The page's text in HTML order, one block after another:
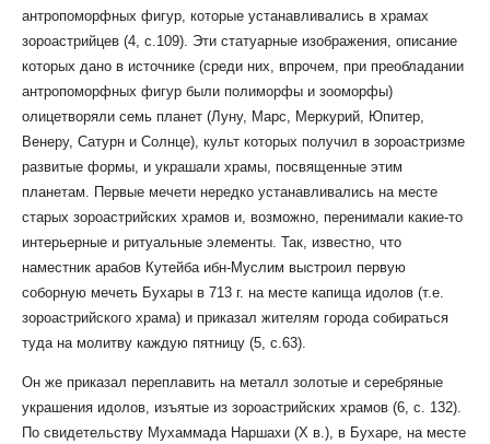
антропоморфных фигур, которые устанавливались в храмах
зороастрийцев (4, с.109). Эти статуарные изображения, описание
которых дано в источнике (среди них, впрочем, при преобладании
антропоморфных фигур были полиморфы и зооморфы)
олицетворяли семь планет (Луну, Марс, Меркурий, Юпитер,
Венеру, Сатурн и Солнце), культ которых получил в зороастризме
развитые формы, и украшали храмы, посвященные этим
планетам. Первые мечети нередко устанавливались на месте
старых зороастрийских храмов и, возможно, перенимали какие-то
интерьерные и ритуальные элементы. Так, известно, что
наместник арабов Кутейба ибн-Муслим выстроил первую
соборную мечеть Бухары в 713 г. на месте капища идолов (т.е.
зороастрийского храма) и приказал жителям города собираться
туда на молитву каждую пятницу (5, с.63).
Он же приказал переплавить на металл золотые и серебряные
украшения идолов, изъятые из зороастрийских храмов (6, с. 132).
По свидетельству Мухаммада Наршахи (X в.), в Бухаре, на месте